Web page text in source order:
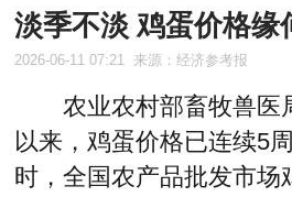
淡季不淡 鸡蛋价格缘
2026-06-11 07:21 来源：经济参考报
农业农村部畜牧兽医
以来，鸡蛋价格已连续5
时，全国农产品批发市场